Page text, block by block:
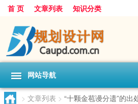
首 页 文章列表 知识分类
网站导航
> 文章列表 > “十颗金苞谩分遗”的出